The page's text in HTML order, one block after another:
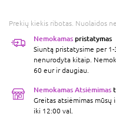
Prekių kiekis ribotas. Nuolaidos
Nemokamas pristatymas
Siuntą pristatysime per
nenurodyta kitaip.
60 eur ir daugiau.
Nemokamas Atsiėmimas
Greitas atsiėmimas
iki 12:00 val.